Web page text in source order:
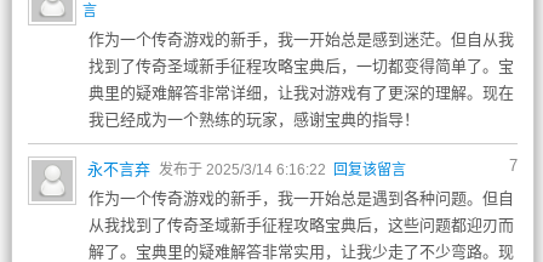
言
作为一个传奇游戏的新手，我一开始总是感到迷茫。但自从我
找到了传奇圣域新手征程攻略宝典后，一切都变得简单了。宝
典里的疑难解答非常详细，让我对游戏有了更深的理解。现在
我已经成为一个熟练的玩家，感谢宝典的指导！
7
永不言弃 发布于 2025/3/14 6:16:22 回复该留言
作为一个传奇游戏的新手，我一开始总是遇到各种问题。但自
从我找到了传奇圣域新手征程攻略宝典后，这些问题都迎刃而
解了。宝典里的疑难解答非常实用，让我少走了不少弯路。现